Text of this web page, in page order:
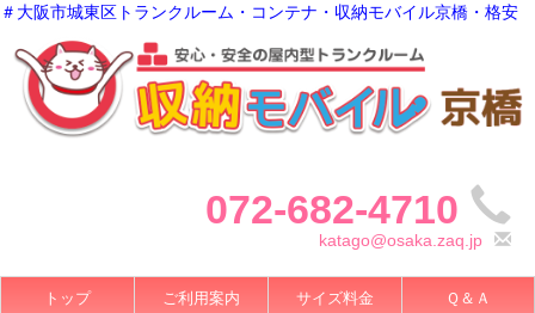
＃大阪市城東区トランクルーム・コンテナ・収納モバイル京橋・格安
072-682-4710
katago@osaka.zaq.jp
トップ ご利用案内 サイズ料金 Ｑ＆Ａ